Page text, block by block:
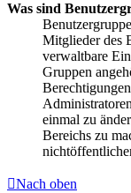
Was sind
Mitglieder des
verwaltbare
Gruppen
einmal zu
Bereichs zu
Nach oben